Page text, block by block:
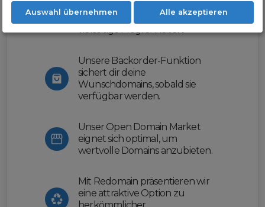
erleichtern wir dir den
Domainhandel und bieten dir
vielseitige Möglichkeiten.
Unsere Backorder-Funktion
sichert dir deine
Wunschdomains, sobald sie
verfügbar werden.
Unser Open Domain Market
eignet sich optimal, um
wertvolle Domains anzubieten.
Mit Redomain präsentieren wir
eine attraktive Option zu
Auswahl übernehmen Alle akzeptieren